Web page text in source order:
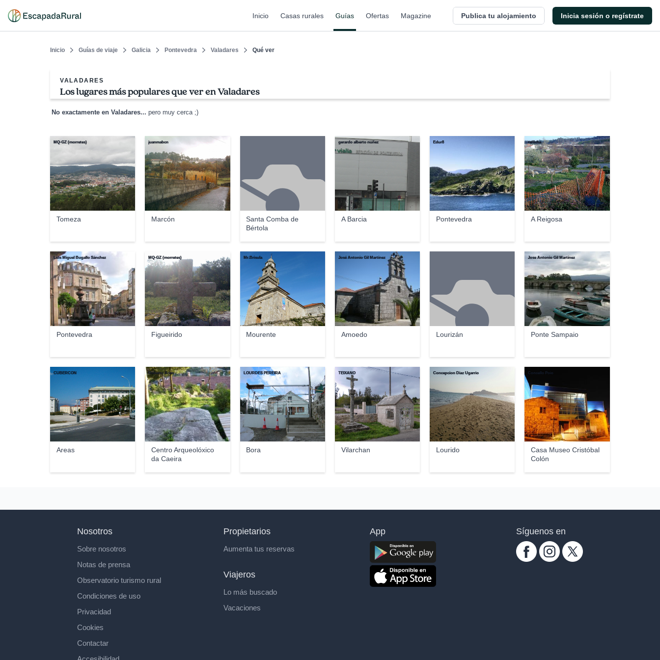
Inicio Casas rurales Guías Ofertas Magazine Publica tu alojamiento Inicia sesión o regístrate
Inicio Guías de viaje Galicia Pontevedra Valadares Qué ver
VALADARES
Los lugares más populares que ver en Valadares
No exactamente en Valadares... pero muy cerca ;)
Tomeza
MQ-GZ (morretes)
Marcón
juanmabcn
Santa Comba de
Bértola
A Barcia
gerardo alberto nuñez
Pontevedra
Edur8
A Reigosa
raf0cha
Pontevedra
Luis Miguel Bugallo Sánchez
Figueirido
MQ-GZ (morretes)
Mourente
Mr.Brisula
Amoedo
José Antonio Gil Martínez
Lourizán Ponte Sampaio
Jose Antonio Gil Martínez
Areas
CUBERCON
Centro Arqueolóxico
da Caeira
Roberto Arias
Bora
LOURDES PEREIRA
Vilarchan
TEIXANO
Lourido
Concepcion Diaz Ugarrio
Casa Museo Cristóbal
Colón
Concello Poio
Nosotros
Sobre nosotros
Notas de prensa
Observatorio turismo rural
Condiciones de uso
Privacidad
Cookies
Contactar
Propietarios
Aumenta tus reservas
Viajeros
Lo más buscado
Vacaciones
App Síguenos en